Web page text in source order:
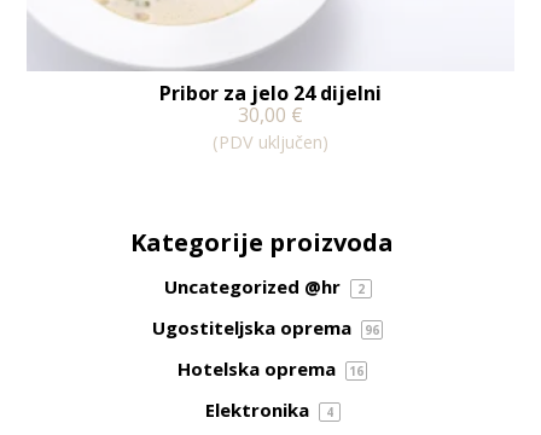
Pribor za jelo 24 dijelni
30,00 €
(PDV uključen)
Kategorije proizvoda
Uncategorized @hr 2
Ugostiteljska oprema 96
Hotelska oprema 16
Elektronika 4